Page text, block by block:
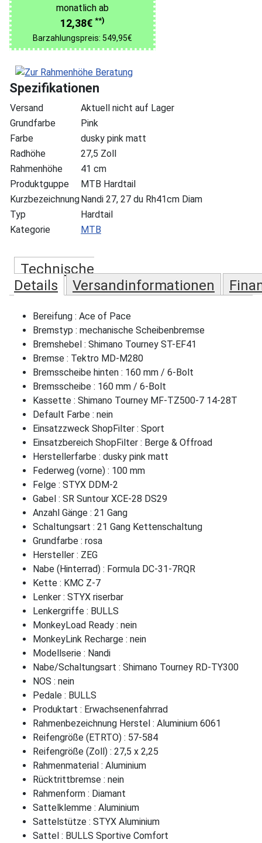
monatlich ab
12,38€ **)
Barzahlungspreis: 549,95€
Spezifikationen
Versand
Aktuell nicht auf Lager
Grundfarbe
Pink
Farbe
dusky pink matt
Radhöhe
27,5 Zoll
Rahmenhöhe
41 cm
Produktguppe
MTB Hardtail
KurzbezeichnungNandi 27, 27 du Rh41cm Diam
Typ
Hardtail
Kategorie
MTB
Technische
Details
Versandinformationen
Bereifung : Ace of Pace
Bremstyp : mechanische Scheibenbremse
Bremshebel : Shimano Tourney ST-EF41
Bremse : Tektro MD-M280
Bremsscheibe hinten : 160 mm / 6-Bolt
Bremsscheibe : 160 mm / 6-Bolt
Kassette : Shimano Tourney MF-TZ500-7 14-28T
Default Farbe : nein
Einsatzzweck ShopFilter : Sport
Einsatzbereich ShopFilter : Berge & Offroad
Herstellerfarbe : dusky pink matt
Federweg (vorne) : 100 mm
Felge : STYX DDM-2
Gabel : SR Suntour XCE-28 DS29
Anzahl Gänge : 21 Gang
Schaltungsart : 21 Gang Kettenschaltung
Grundfarbe : rosa
Hersteller : ZEG
Nabe (Hinterrad) : Formula DC-31-7RQR
Kette : KMC Z-7
Lenker : STYX riserbar
Lenkergriffe : BULLS
MonkeyLoad Ready : nein
MonkeyLink Recharge : nein
Modellserie : Nandi
Nabe/Schaltungsart : Shimano Tourney RD-TY300
NOS : nein
Pedale : BULLS
Produktart : Erwachsenenfahrrad
Rahmenbezeichnung Herstel : Aluminium 6061
Reifengröße (ETRTO) : 57-584
Reifengröße (Zoll) : 27,5 x 2,25
Rahmenmaterial : Aluminium
Rücktrittbremse : nein
Rahmenform : Diamant
Sattelklemme : Aluminium
Sattelstütze : STYX Aluminium
Sattel : BULLS Sportive Comfort